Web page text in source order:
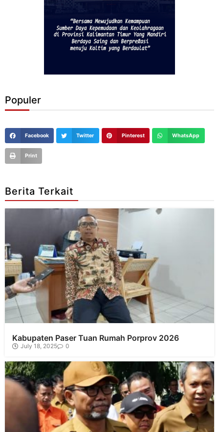
Populer
Facebook Twitter Pinterest WhatsApp
Print
Berita Terkait
Kabupaten Paser Tuan Rumah Porprov 2026
July 18, 2025 0